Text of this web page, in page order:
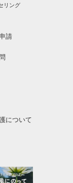
リング
請
について